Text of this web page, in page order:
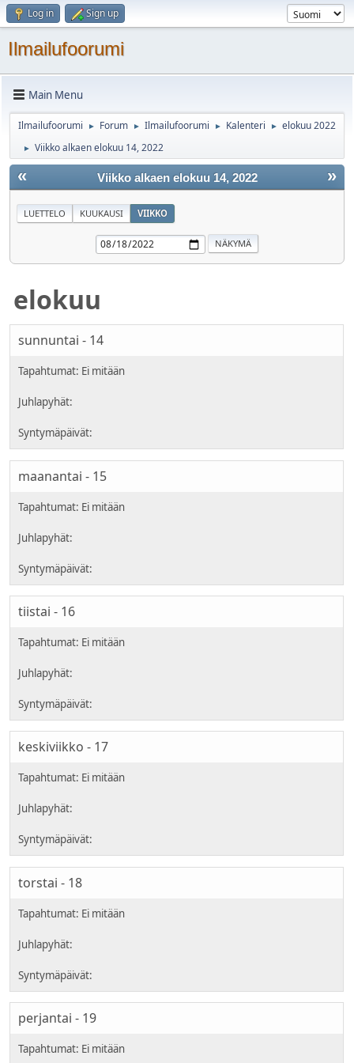
Log in Sign up
Ilmailufoorumi
Main Menu
Ilmailufoorumi ► Forum ► Ilmailufoorumi ► Kalenteri ► elokuu 2022
► Viikko alkaen elokuu 14, 2022
« »
Viikko alkaen elokuu 14, 2022
LUETTELO KUUKAUSI VIIKKO
elokuu
sunnuntai - 14
maanantai - 15
tiistai - 16
keskiviikko - 17
torstai - 18
perjantai - 19